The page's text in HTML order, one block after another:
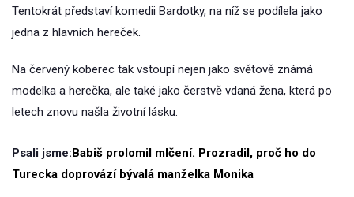
Tentokrát představí komedii Bardotky, na níž se podílela jako
jedna z hlavních hereček.
Na červený koberec tak vstoupí nejen jako světově známá
modelka a herečka, ale také jako čerstvě vdaná žena, která po
letech znovu našla životní lásku.
Psali jsme:Babiš prolomil mlčení. Prozradil, proč ho do
Turecka doprovází bývalá manželka Monika